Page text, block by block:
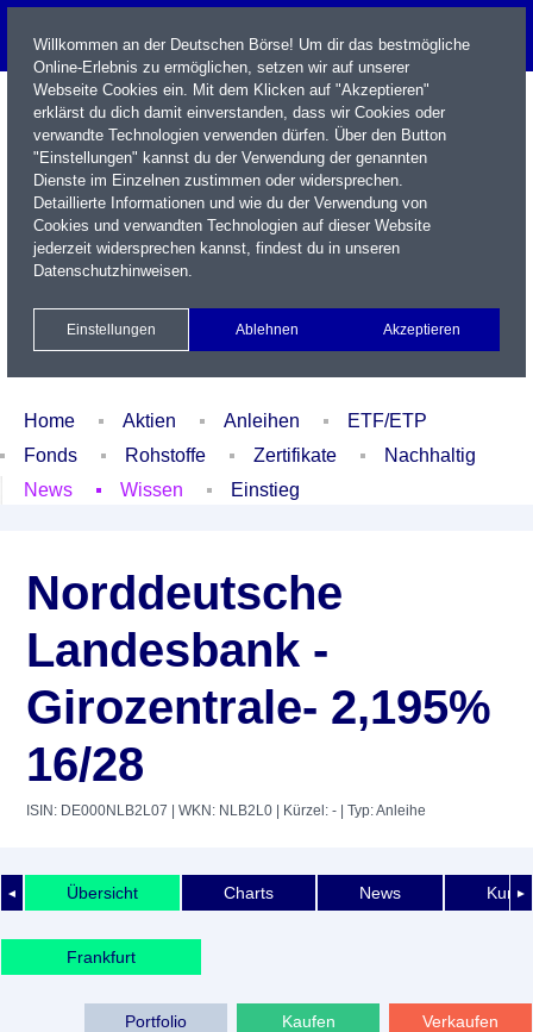
Name / WKN / ISIN / Kürzel
Xetra Realtime
Watchlist Portfolio Login
Home Aktien Anleihen
ETF/ETP
Fonds
Rohstoffe Zertifikate
Nachhaltig
News
Wissen Einstieg
Norddeutsche
Landesbank -
Girozentrale- 2,195%
16/28
ISIN: DE000NLB2L07 | WKN: NLB2L0 | Kürzel: - | Typ: Anleihe
◄ ►
Übersicht Charts News
Frankfurt
Verkaufen
Kaufen
Portfolio
Willkommen an der Deutschen Börse! Um dir das bestmögliche
Online-Erlebnis zu ermöglichen, setzen wir auf unserer
Webseite Cookies ein. Mit dem Klicken auf "Akzeptieren"
erklärst du dich damit einverstanden, dass wir Cookies oder
verwandte Technologien verwenden dürfen. Über den Button
"Einstellungen" kannst du der Verwendung der genannten
Dienste im Einzelnen zustimmen oder widersprechen.
Detaillierte Informationen und wie du der Verwendung von
Cookies und verwandten Technologien auf dieser Website
jederzeit widersprechen kannst, findest du in unseren
Datenschutzhinweisen.
Einstellungen Ablehnen Akzeptieren